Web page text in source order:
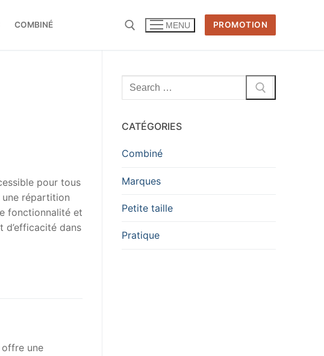
COMBINÉ MENU PROMOTION
pour tous
une répartition
fonctionnalité et
d’efficacité dans
offre une
Rechercher
:
CATÉGORIES
Combiné
Marques
Petite taille
Pratique